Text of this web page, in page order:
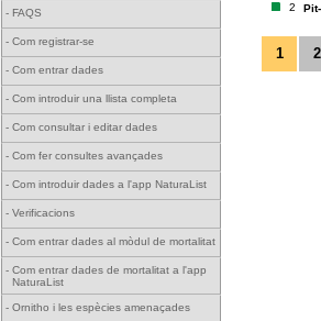
- FAQS
- Com registrar-se
- Com entrar dades
- Com introduir una llista completa
- Com consultar i editar dades
- Com fer consultes avançades
- Com introduir dades a l'app NaturaList
- Verificacions
- Com entrar dades al mòdul de mortalitat
- Com entrar dades de mortalitat a l'app
NaturaList
- Ornitho i les espècies amenaçades
2
1 2